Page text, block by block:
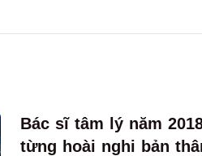
Bác sĩ tâm lý năm
từng hoài nghi bản